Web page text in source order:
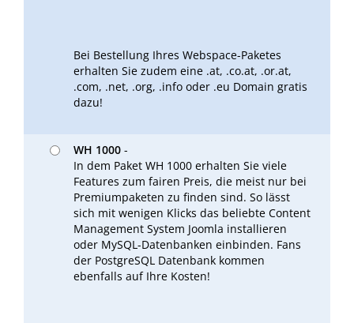
Bei Bestellung Ihres Webspace-Paketes
erhalten Sie zudem eine .at, .co.at, .or.at,
.com, .net, .org, .info oder .eu Domain gratis
dazu!
WH 1000 -
In dem Paket WH 1000 erhalten Sie viele
Features zum fairen Preis, die meist nur bei
Premiumpaketen zu finden sind. So lässt
sich mit wenigen Klicks das beliebte Content
Management System Joomla installieren
oder MySQL-Datenbanken einbinden. Fans
der PostgreSQL Datenbank kommen
ebenfalls auf Ihre Kosten!